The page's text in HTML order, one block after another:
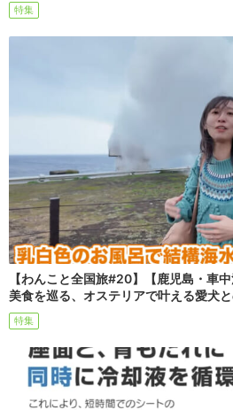
特集
【わんこと全国旅#20】【鹿児島・車
美食を巡る、オステリアで叶える愛犬
特集